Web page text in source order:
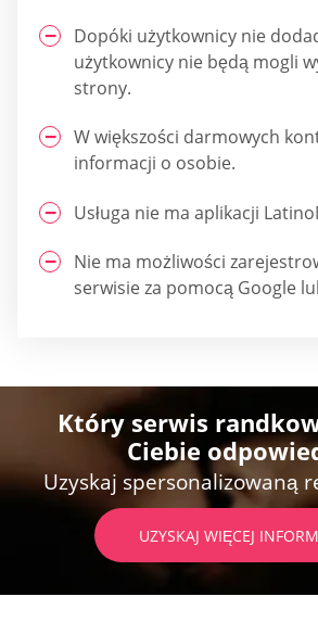
Dopóki użytkownicy nie
użytkownicy nie będą mogli
strony.
W większości darmowych
informacji o osobie.
Usługa nie ma aplikacji
Nie ma możliwości
serwisie za pomocą Google
Który serwis
Ciebie
Uzyskaj spersonalizowaną
UZYSKAJ WIĘCEJ